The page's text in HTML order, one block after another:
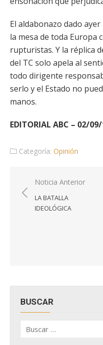
El aldabonazo dado
la mesa de toda Europa
rupturistas. Y la réplica
del TC solo apela al
todo dirigente
serlo y el Estado no
manos.
EDITORIAL ABC – 02/
Categoría: Opinión
Navegación
de
entradas
Noticia Anterior
LA BATALLA
IDEOLÓGICA
BUSCAR
por: